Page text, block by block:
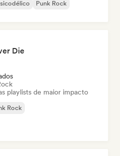
Punk Rock
Die
playlists de maior impacto
Rock